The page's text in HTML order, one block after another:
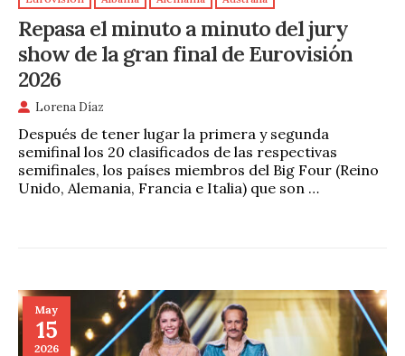
Repasa el minuto a minuto del jury
show de la gran final de Eurovisión
2026
Lorena Díaz
Después de tener lugar la primera y segunda
semifinal los 20 clasificados de las respectivas
semifinales, los países miembros del Big Four (Reino
Unido, Alemania, Francia e Italia) que son …
May
15
2026